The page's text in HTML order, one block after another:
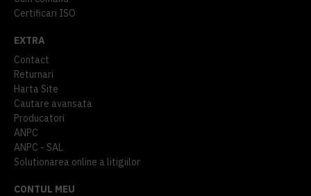
Certificari ISO
EXTRA
Contact
Returnari
Harta Site
Cautare avansata
Producatori
ANPC
ANPC - SAL
Solutionarea online a litigiilor
CONTUL MEU